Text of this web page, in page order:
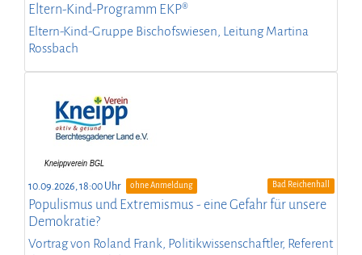
Eltern-Kind-Programm EKP®
Eltern-Kind-Gruppe Bischofswiesen, Leitung Martina
Rossbach
10.09.2026, 18:00 Uhr ohne Anmeldung Bad Reichenhall
Populismus und Extremismus - eine Gefahr für unsere
Demokratie?
Vortrag von Roland Frank, Politikwissenschaftler, Referent